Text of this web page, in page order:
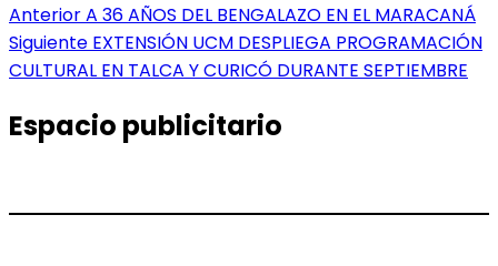
Navegación
de
AnteriorEntrada
anterior:
A 36 AÑOS DEL BENGALAZO EN EL MARACANÁ
Siguiente Entrada
siguiente:
EXTENSIÓN UCM DESPLIEGA PROGRAMACIÓN
CULTURAL EN TALCA Y CURICÓ DURANTE SEPTIEMBRE
Espacio publicitario